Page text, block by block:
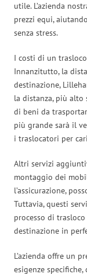
utile. L’azienda
prezzi equi,
senza stress.
I costi di un
Innanzitutto, la
destinazione,
la distanza, più
di beni da
più grande sarà il
i traslocatori per
Altri servizi
montaggio dei
l’assicurazione,
Tuttavia, questi
processo di
destinazione in
L’azienda offre un
esigenze